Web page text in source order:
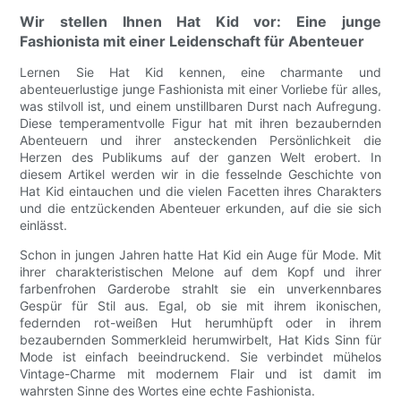
Wir stellen Ihnen Hat Kid vor: Eine junge
Fashionista mit einer Leidenschaft für Abenteuer
Lernen Sie Hat Kid kennen, eine charmante und
abenteuerlustige junge Fashionista mit einer Vorliebe für alles,
was stilvoll ist, und einem unstillbaren Durst nach Aufregung.
Diese temperamentvolle Figur hat mit ihren bezaubernden
Abenteuern und ihrer ansteckenden Persönlichkeit die
Herzen des Publikums auf der ganzen Welt erobert. In
diesem Artikel werden wir in die fesselnde Geschichte von
Hat Kid eintauchen und die vielen Facetten ihres Charakters
und die entzückenden Abenteuer erkunden, auf die sie sich
einlässt.
Schon in jungen Jahren hatte Hat Kid ein Auge für Mode. Mit
ihrer charakteristischen Melone auf dem Kopf und ihrer
farbenfrohen Garderobe strahlt sie ein unverkennbares
Gespür für Stil aus. Egal, ob sie mit ihrem ikonischen,
federnden rot-weißen Hut herumhüpft oder in ihrem
bezaubernden Sommerkleid herumwirbelt, Hat Kids Sinn für
Mode ist einfach beeindruckend. Sie verbindet mühelos
Vintage-Charme mit modernem Flair und ist damit im
wahrsten Sinne des Wortes eine echte Fashionista.